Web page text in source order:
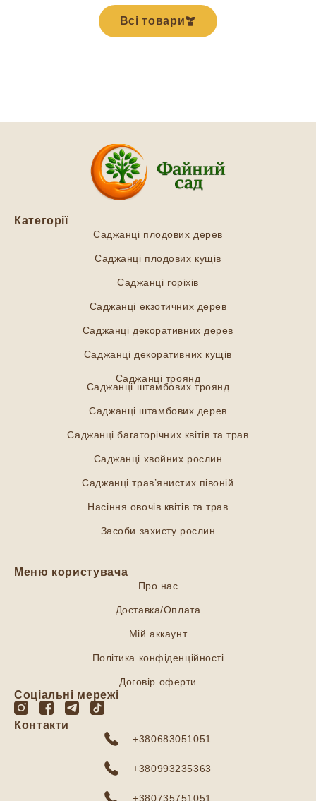
Всі товари
Категорії
Саджанці плодових дерев
Саджанці плодових кущів
Саджанці горіхів
Саджанці екзотичних дерев
Саджанці декоративних дерев
Саджанці декоративних кущів
Саджанці троянд
Саджанці штамбових троянд
Саджанці штамбових дерев
Саджанці багаторічних квітів та трав
Саджанці хвойних рослин
Саджанці трав’янистих півоній
Насіння овочів квітів та трав
Засоби захисту рослин
Меню користувача
Про нас
Доставка/Оплата
Мій аккаунт
Політика конфіденційності
Договір оферти
Соціальні мережі
Контакти
+380683051051
+380993235363
+380735751051